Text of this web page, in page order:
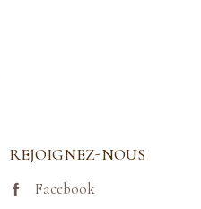
REJOIGNEZ-NOUS
Facebook